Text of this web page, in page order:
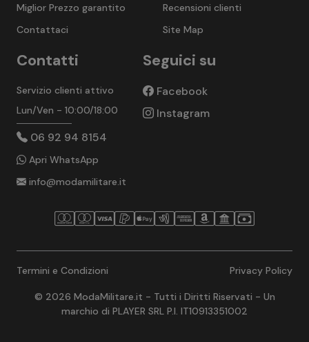
Recensioni clienti
Site Map
Miglior Prezzo garantito
Contattaci
Contatti
Servizio clienti attivo
Lun/Ven - 10:00/18:00
06 92 94 8154
Apri WhatsApp
info@modamilitare.it
Seguici su
Facebook
Instagram
Termini e Condizioni Privacy Policy
© 2026 ModaMilitare.it - Tutti i Diritti Riservati - Un
marchio di PLAYER SRL P.I. IT10913351002